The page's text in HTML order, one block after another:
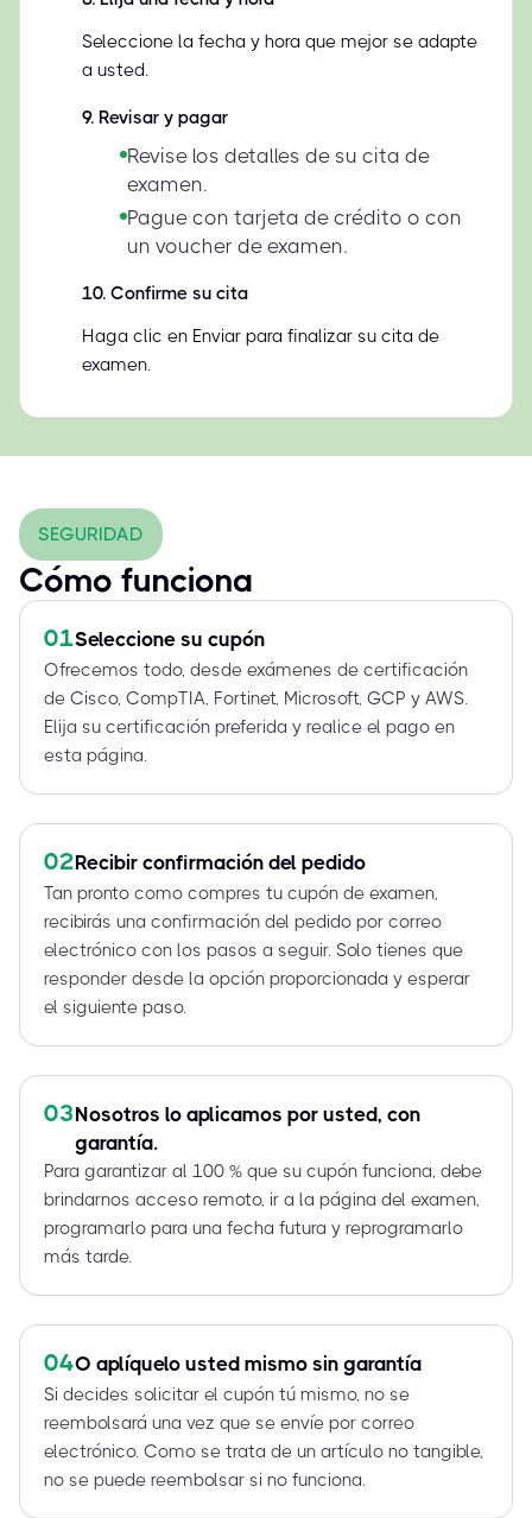
Seleccione la fecha y hora que mejor se adapte
a usted.
9. Revisar y pagar
Revise los detalles de su cita de
examen.
Pague con tarjeta de crédito o con
un voucher de examen.
10. Confirme su cita
Haga clic en Enviar para finalizar su cita de
examen.
SEGURIDAD
Cómo funciona
01Seleccione su cupón
Ofrecemos todo, desde exámenes de certificación
de Cisco, CompTIA, Fortinet, Microsoft, GCP y AWS.
Elija su certificación preferida y realice el pago en
esta página.
02Recibir confirmación del pedido
Tan pronto como compres tu cupón de examen,
recibirás una confirmación del pedido por correo
electrónico con los pasos a seguir. Solo tienes que
responder desde la opción proporcionada y esperar
el siguiente paso.
03Nosotros lo aplicamos por usted, con
garantía.
Para garantizar al 100 % que su cupón funciona, debe
brindarnos acceso remoto, ir a la página del examen,
programarlo para una fecha futura y reprogramarlo
más tarde.
04O aplíquelo usted mismo sin garantía
Si decides solicitar el cupón tú mismo, no se
reembolsará una vez que se envíe por correo
electrónico. Como se trata de un artículo no tangible,
no se puede reembolsar si no funciona.